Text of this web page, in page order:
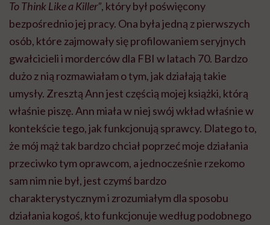
To Think Like a Killer”, który był poświęcony
bezpośrednio jej pracy. Ona była jedną z pierwszych
osób, które zajmowały się profilowaniem seryjnych
gwałcicieli i morderców dla FBI w latach 70. Bardzo
dużo z nią rozmawiałam o tym, jak działają takie
umysły. Zresztą Ann jest częścią mojej książki, którą
właśnie piszę. Ann miała w niej swój wkład właśnie w
kontekście tego, jak funkcjonują sprawcy. Dlatego to,
że mój mąż tak bardzo chciał poprzeć moje działania
przeciwko tym oprawcom, a jednocześnie rzekomo
sam nim nie był, jest czymś bardzo
charakterystycznym i zrozumiałym dla sposobu
działania kogoś, kto funkcjonuje według podobnego